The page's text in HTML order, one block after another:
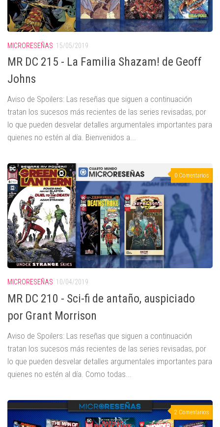
MICRORESEÑAS 15/05/2019
MR DC 215 - La Familia Shazam! de Geoff
Johns
Aviso de Spoilers: Las reseñas que siguen a continuación
tratan los sucesos más recientes de las series revisadas, por
lo que pueden desvelar detalles argumentales importantes para
quienes no estén al día. Bienvenidos a...
0 Comentarios
MICRORESEÑAS 10/04/2019
MR DC 210 - Sci-fi de antaño, auspiciado
por Grant Morrison
Aviso de Spoilers: Las reseñas que siguen a continuación
tratan los sucesos más recientes de las series revisadas, por
lo que pueden desvelar detalles argumentales importantes para
quienes no estén al día. Como todas...
2 Comentarios